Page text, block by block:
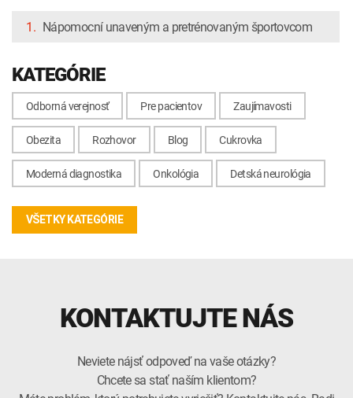
1. Nápomocní unaveným a pretrénovaným športovcom
KATEGÓRIE
Odborná verejnosť Pre pacientov Zaujímavosti
Obezita Rozhovor Blog Cukrovka
Moderná diagnostika Onkológia Detská neurológia
VŠETKY KATEGÓRIE
KONTAKTUJTE NÁS
Neviete nájsť odpoveď na vaše otázky?
Chcete sa stať naším klientom?